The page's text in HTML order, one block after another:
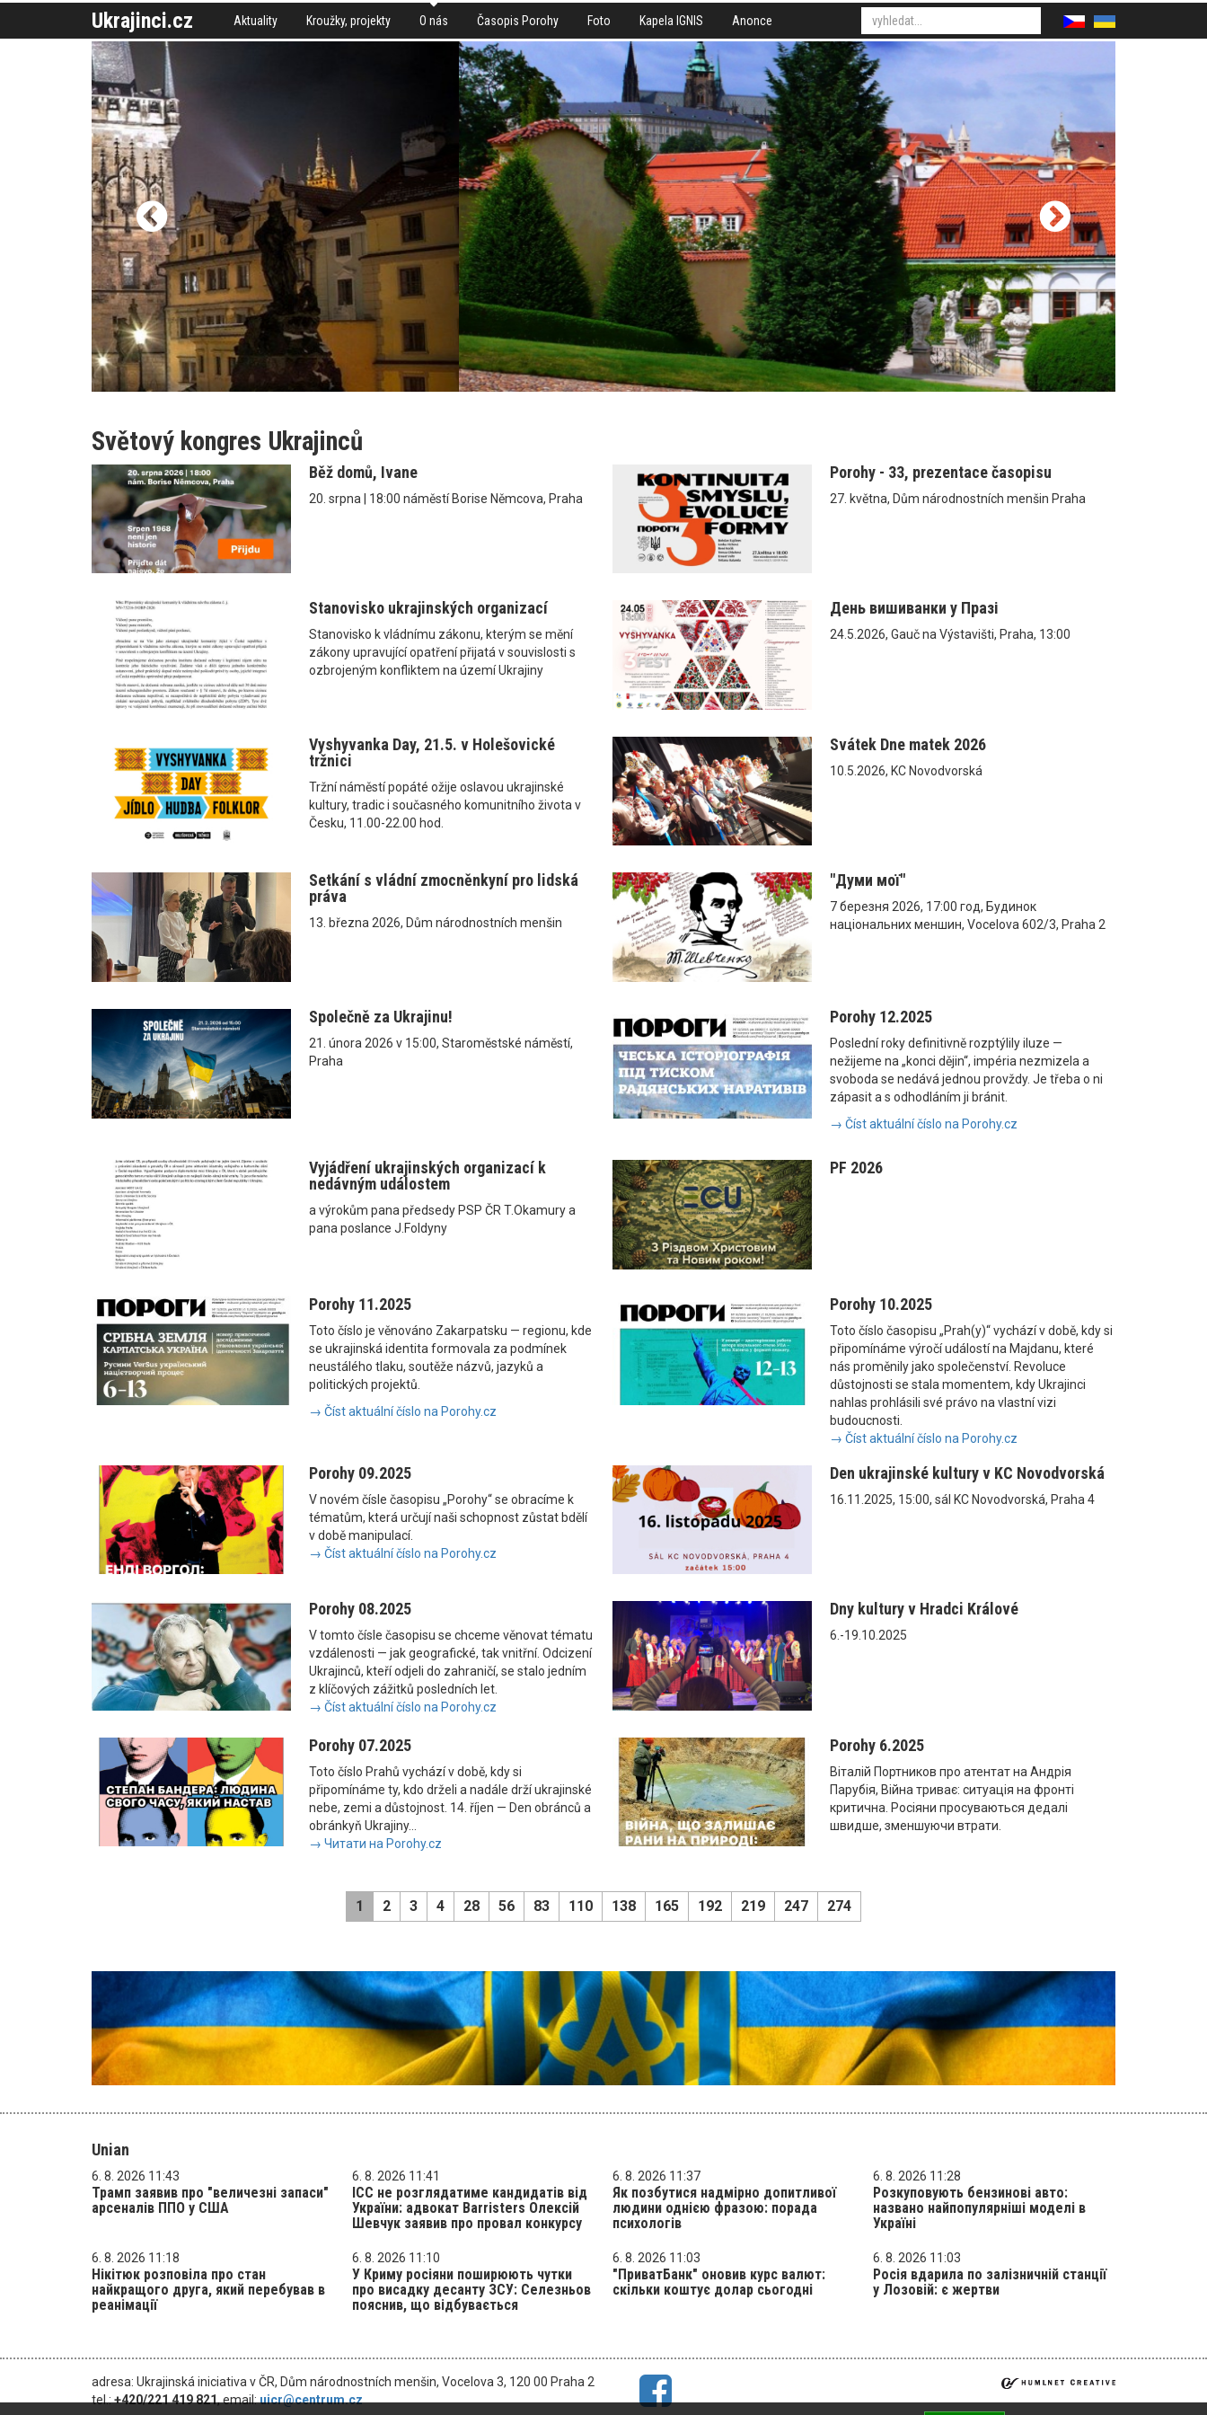
Ukrajinci.cz Aktuality Kroužky, projekty O nás Časopis Porohy Foto Kapela IGNIS Anonce
Světový kongres Ukrajinců
Běž domů, Ivane
20. srpna | 18:00 náměstí Borise Němcova, Praha
Porohy - 33, prezentace časopisu
27. května, Dům národnostních menšin Praha
Stanovisko ukrajinských organizací
Stanovisko k vládnímu zákonu, kterým se mění
zákony upravující opatření přijatá v souvislosti s
ozbrojeným konfliktem na území Ukrajiny
День вишиванки у Празі
24.5.2026, Gauč na Výstavišti, Praha, 13:00
Vyshyvanka Day, 21.5. v Holešovické
tržnici
Tržní náměstí popáté ožije oslavou ukrajinské
kultury, tradic i současného komunitního života v
Česku, 11.00-22.00 hod.
Svátek Dne matek 2026
10.5.2026, KC Novodvorská
Setkání s vládní zmocněnkyní pro lidská
práva
13. března 2026, Dům národnostních menšin
"Думи мої"
7 березня 2026, 17:00 год, Будинок
національних меншин, Vocelova 602/3, Praha 2
Společně za Ukrajinu!
21. února 2026 v 15:00, Staroměstské náměstí,
Praha
Porohy 12.2025
Poslední roky definitivně rozptýlily iluze —
nežijeme na „konci dějin“, impéria nezmizela a
svoboda se nedává jednou provždy. Je třeba o ni
zápasit a s odhodláním ji bránit.
→ Číst aktuální číslo na Porohy.cz
Vyjádření ukrajinských organizací k
nedávným událostem
a výrokům pana předsedy PSP ČR T.Okamury a
pana poslance J.Foldyny
PF 2026
Porohy 11.2025
Toto číslo je věnováno Zakarpatsku — regionu, kde
se ukrajinská identita formovala za podmínek
neustálého tlaku, soutěže názvů, jazyků a
politických projektů.
→ Číst aktuální číslo na Porohy.cz
Porohy 10.2025
Toto číslo časopisu „Prah(y)“ vychází v době, kdy si
připomínáme výročí událostí na Majdanu, které
nás proměnily jako společenství. Revoluce
důstojnosti se stala momentem, kdy Ukrajinci
nahlas prohlásili své právo na vlastní vizi
budoucnosti.
→ Číst aktuální číslo na Porohy.cz
Porohy 09.2025
V novém čísle časopisu „Porohy“ se obracíme k
tématům, která určují naši schopnost zůstat bdělí
v době manipulací.
→ Číst aktuální číslo na Porohy.cz
Den ukrajinské kultury v KC Novodvorská
16.11.2025, 15:00, sál KC Novodvorská, Praha 4
Porohy 08.2025
V tomto čísle časopisu se chceme věnovat tématu
vzdálenosti — jak geografické, tak vnitřní. Odcizení
Ukrajinců, kteří odjeli do zahraničí, se stalo jedním
z klíčových zážitků posledních let.
→ Číst aktuální číslo na Porohy.cz
Dny kultury v Hradci Králové
6.-19.10.2025
Porohy 07.2025
Toto číslo Prahů vychází v době, kdy si
připomínáme ty, kdo drželi a nadále drží ukrajinské
nebe, zemi a důstojnost. 14. říjen — Den obránců a
obránkyň Ukrajiny...
→ Читати на Porohy.cz
Porohy 6.2025
Віталій Портников про атентат на Андрія
Парубія, Війна триває: ситуація на фронті
критична. Росіяни просуваються дедалі
швидше, зменшуючи втрати.
1 2 3 4 28 56 83 110 138 165 192 219 247 274
Unian
6. 8. 2026 11:43
Трамп заявив про "величезні запаси"
арсеналів ППО у США
6. 8. 2026 11:41
ICC не розглядатиме кандидатів від
України: адвокат Barristers Олексій
Шевчук заявив про провал конкурсу
6. 8. 2026 11:37
Як позбутися надмірно допитливої
людини однією фразою: порада
психологів
6. 8. 2026 11:28
Розкуповують бензинові авто:
названо найпопулярніші моделі в
Україні
6. 8. 2026 11:18
Нікітюк розповіла про стан
найкращого друга, який перебував в
реанімації
6. 8. 2026 11:10
У Криму росіяни поширюють чутки
про висадку десанту ЗСУ: Селезньов
пояснив, що відбувається
6. 8. 2026 11:03
"ПриватБанк" оновив курс валют:
скільки коштує долар сьогодні
6. 8. 2026 11:03
Росія вдарила по залізничній станції
у Лозовій: є жертви
adresa: Ukrajinská iniciativa v ČR, Dům národnostních menšin, Vocelova 3, 120 00 Praha 2
tel.:+420/221 419 821, email:uicr@centrum.cz